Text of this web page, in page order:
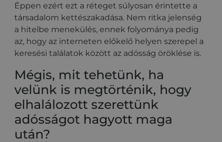
Éppen ezért ezt a réteget súlyosan érintette a
társadalom kettészakadása. Nem ritka jelenség
a hitelbe menekülés, ennek folyománya pedig
az, hogy az interneten előkelő helyen szerepel a
keresési találatok között az adósság öröklése is.
Mégis, mit tehetünk, ha
velünk is megtörténik, hogy
elhalálozott szerettünk
adósságot hagyott maga
után?